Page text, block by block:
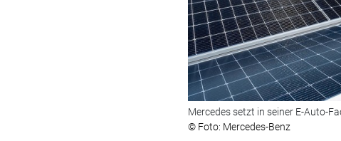
Mercedes setzt in seiner E-Auto-
© Foto: Mercedes-Benz